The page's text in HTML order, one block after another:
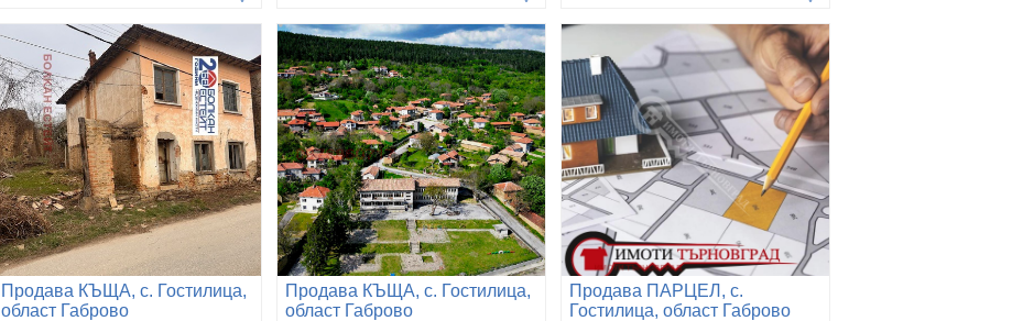
Продава КЪЩА, с. Гостилица,
област Габрово
Продава КЪЩА, с. Гостилица,
област Габрово
Продава ПАРЦЕЛ, с.
Гостилица, област Габрово